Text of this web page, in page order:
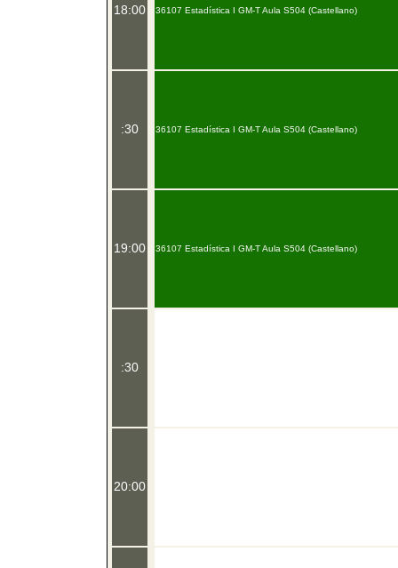
18:00
:30
19:00
:30
20:00
36107 Estadística I GM-T Aula S504 (Castellano)
36107 Estadística I GM-T Aula S504 (Castellano)
36107 Estadística I GM-T Aula S504 (Castellano)